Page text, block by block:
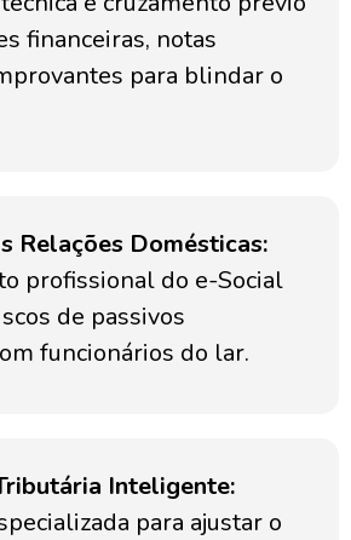
financeiras, notas
para blindar o
Relações Domésticas:
profissional do e-Social
de passivos
funcionários do lar.
Inteligente:
para ajustar o